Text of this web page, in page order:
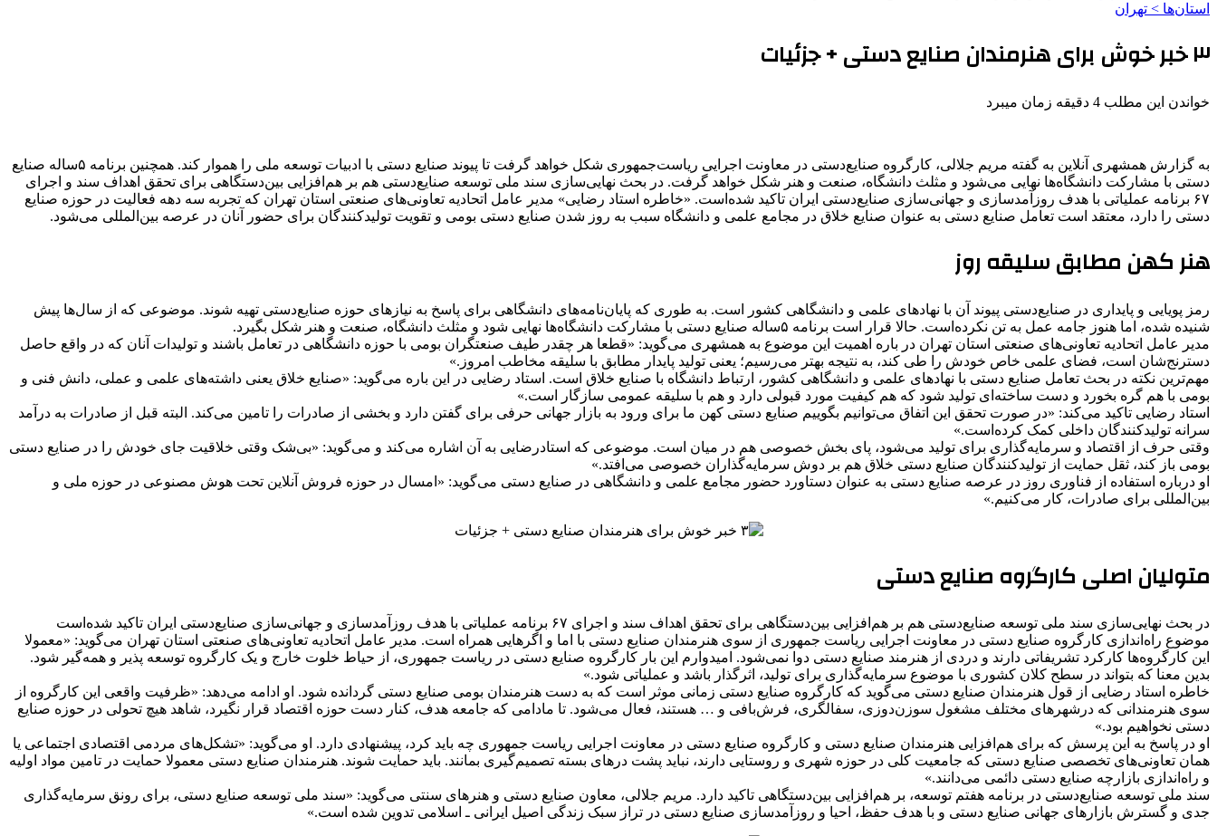
استان‌ها > تهران
۳ خبر خوش برای هنرمندان صنایع‌ دستی + جزئیات
خواندن این مطلب 4 دقیقه زمان میبرد
به گزارش همشهری ‌آنلاین به گفته مریم جلالی، کارگروه صنایع‌دستی در معاونت اجرایی ریاست‌جمهوری شکل خواهد گرفت تا پیوند صنایع‌ دستی با ادبیات توسعه ملی را هموار کند. همچنین برنامه ۵ساله صنایع
دستی با مشارکت دانشگاه‌ها نهایی می‌شود و مثلث دانشگاه، صنعت و هنر شکل خواهد گرفت. در بحث نهایی‌سازی سند ملی توسعه صنایع‌دستی هم بر هم‌افزایی بین‌دستگاهی برای تحقق اهداف سند و اجرای
۶۷ برنامه عملیاتی با هدف روزآمدسازی و جهانی‌سازی صنایع‌دستی ایران تاکید شده‌است. «خاطره استاد رضایی» مدیر عامل اتحادیه تعاونی‌های صنعتی استان تهران که تجربه سه دهه فعالیت در حوزه صنایع
دستی را دارد، معتقد است تعامل صنایع دستی به عنوان صنایع خلاق در مجامع علمی و دانشگاه سبب به روز شدن صنایع دستی بومی و تقویت تولیدکنندگان برای حضور آنان در عرصه بین‌المللی می‌شود.
هنر کهن مطابق سلیقه روز
رمز پویایی و پایداری در صنایع‌دستی پیوند آن با نهادهای علمی و دانشگاهی کشور است. به طوری که پایان‌نامه‌های دانشگاهی برای پاسخ به نیازهای حوزه صنایع‌دستی تهیه شوند. موضوعی که از سال‌ها پیش
شنیده شده، اما هنوز جامه عمل به تن نکرده‌است. حالا قرار است برنامه ۵ساله صنایع دستی با مشارکت دانشگاه‌ها نهایی شود و مثلث دانشگاه، صنعت و هنر شکل بگیرد.
مدیر عامل اتحادیه تعاونی‌های صنعتی استان تهران در باره اهمیت این موضوع به همشهری می‌گوید: «قطعا هر چقدر طیف صنعتگران بومی با حوزه دانشگاهی در تعامل باشند و تولیدات آنان که در واقع حاصل
دسترنج‌شان است، فضای علمی خاص خودش را طی کند، به نتیجه بهتر می‌رسیم؛ یعنی تولید پایدار مطابق با سلیقه مخاطب امروز.»
مهم‌ترین نکته در بحث تعامل صنایع دستی با نهادهای علمی و دانشگاهی کشور، ارتباط دانشگاه با صنایع خلاق است. استاد رضایی در این باره می‌گوید: «صنایع خلاق یعنی داشته‌های علمی و عملی، دانش فنی و
بومی با هم گره بخورد و دست ساخته‌ای تولید شود که هم کیفیت مورد قبولی دارد و هم با سلیقه عمومی سازگار است.»
استاد رضایی تاکید می‌کند: «در صورت تحقق این اتفاق می‌توانیم بگوییم صنایع دستی کهن ما برای ورود به بازار جهانی حرفی برای گفتن دارد و بخشی از صادرات را تامین می‌کند. البته قبل از صادرات به درآمد
سرانه تولیدکنندگان داخلی کمک کرده‌است.»
وقتی حرف از اقتصاد و سرمایه‌گذاری برای تولید می‌شود، پای بخش خصوصی هم در میان است. موضوعی که استادرضایی به آن اشاره می‌کند و می‌گوید: «بی‌شک وقتی خلاقیت جای خودش را در صنایع دستی
بومی باز کند، ثقل حمایت از تولیدکنندگان صنایع دستی خلاق هم بر دوش سرمایه‌گذاران خصوصی می‌افتد.»
او درباره استفاده از فناوری روز در عرصه صنایع دستی به عنوان دستاورد حضور مجامع علمی و دانشگاهی در صنایع دستی می‌گوید: «امسال در حوزه فروش آنلاین تحت هوش مصنوعی در حوزه ملی و
بین‌المللی برای صادرات، کار می‌کنیم.»
متولیان اصلی کارگروه صنایع دستی
در بحث نهایی‌سازی سند ملی توسعه صنایع‌دستی هم بر هم‌افزایی بین‌دستگاهی برای تحقق اهداف سند و اجرای ۶۷ برنامه عملیاتی با هدف روزآمدسازی و جهانی‌سازی صنایع‌دستی ایران تاکید شده‌است
موضوع راه‌اندازی کارگروه صنایع دستی در معاونت اجرایی ریاست جمهوری از سوی هنرمندان صنایع دستی با اما و اگرهایی همراه است. مدیر عامل اتحادیه تعاونی‌های صنعتی استان تهران می‌گوید: «معمولا
این کارگروه‌ها کارکرد تشریفاتی دارند و دردی از هنرمند صنایع دستی دوا نمی‌شود. امیدوارم این بار کارگروه صنایع دستی در ریاست جمهوری، از حیاط خلوت خارج و یک کارگروه توسعه پذیر و همه‌گیر شود.
بدین معنا که بتواند در سطح کلان کشوری با موضوع سرمایه‌گذاری برای تولید، اثرگذار باشد و عملیاتی شود.»
خاطره استاد رضایی از قول هنرمندان صنایع دستی می‌گوید که کارگروه صنایع دستی زمانی موثر است که به دست هنرمندان بومی صنایع دستی گردانده شود. او ادامه می‌دهد: «ظرفیت واقعی این کارگروه از
سوی هنرمندانی که درشهرهای مختلف مشغول سوزن‌دوزی، سفالگری، فرش‌بافی و … هستند، فعال می‌شود. تا مادامی که جامعه هدف، کنار دست حوزه اقتصاد قرار نگیرد، شاهد هیچ تحولی در حوزه صنایع
دستی نخواهیم بود.»
او در پاسخ به این پرسش که برای هم‌افزایی هنرمندان صنایع دستی و کارگروه صنایع دستی در معاونت اجرایی ریاست جمهوری چه باید کرد، پیشنهادی دارد. او می‌گوید: «تشکل‌های مردمی اقتصادی اجتماعی یا
همان تعاونی‌های تخصصی صنایع دستی که جامعیت کلی در حوزه شهری و روستایی دارند، نباید پشت درهای بسته تصمیم‌گیری بمانند. باید حمایت شوند. هنرمندان صنایع دستی معمولا حمایت در تامین مواد اولیه
و راه‌اندازی بازارچه صنایع دستی دائمی می‌دانند.»
سند ملی توسعه صنایع‌دستی در برنامه هفتم توسعه، بر هم‌افزایی بین‌دستگاهی تاکید دارد. مریم جلالی، معاون صنایع‌ دستی و هنرهای سنتی می‌گوید: «سند ملی توسعه صنایع دستی، برای رونق سرمایه‌گذاری
جدی و گسترش بازارهای جهانی صنایع‌ دستی و با هدف حفظ، احیا و روزآمدسازی صنایع‌ دستی در تراز سبک زندگی اصیل ایرانی ـ اسلامی تدوین شده است.»